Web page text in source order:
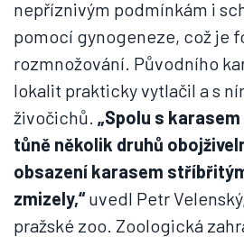
nepříznivým podmínkám i
pomocí gynogeneze, což je
rozmnožování. Původního
lokalit prakticky vytlačil a s
živočichů. „Spolu s
tůně několik druhů
obsazení karasem
zmizely,“uvedl Petr
pražské zoo. Zoologická